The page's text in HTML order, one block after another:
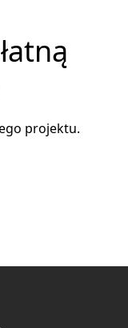
projektu.